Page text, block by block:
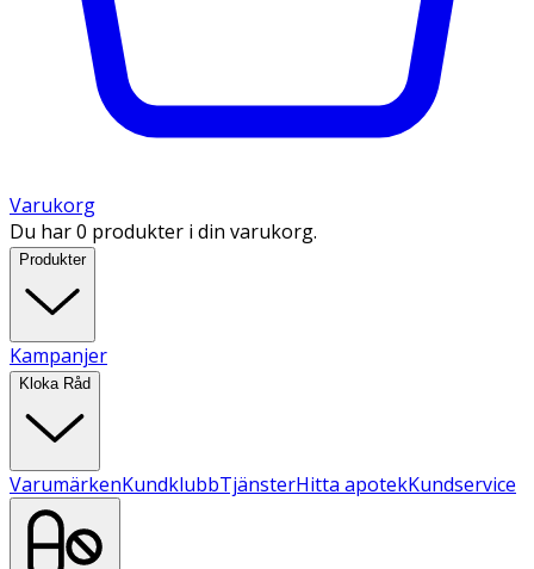
Varukorg
Du har 0 produkter i din varukorg.
Produkter
Kampanjer
Kloka Råd
VarumärkenKundklubbTjänsterHitta apotekKundservice